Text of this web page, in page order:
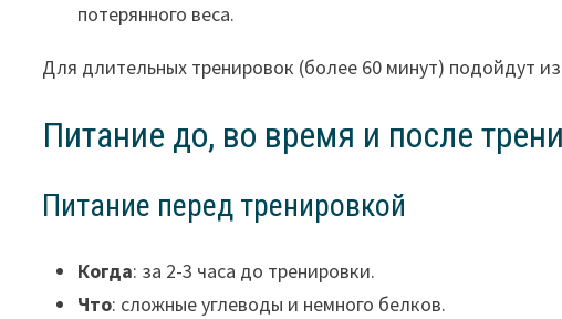
потерянного веса.
Для длительных тренировок (более 60 минут) подойдут
Питание до, во время и после
Питание перед тренировкой
Когда: за 2-3 часа до тренировки.
Что: сложные углеводы и немного белков.